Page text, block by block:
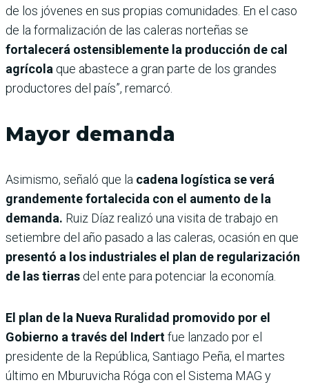
de los jóvenes en sus propias comunidades. En el caso
de la formalización de las caleras norteñas se
fortalecerá ostensiblemente la producción de cal
agrícola que abastece a gran parte de los grandes
productores del país”, remarcó.
Mayor demanda
Asimismo, señaló que la cadena logística se verá
grandemente fortalecida con el aumento de la
demanda. Ruiz Díaz realizó una visita de trabajo en
setiembre del año pasado a las caleras, ocasión en que
presentó a los industriales el plan de regularización
de las tierras del ente para potenciar la economía.
El plan de la Nueva Ruralidad promovido por el
Gobierno a través del Indertfue lanzado por el
presidente de la República, Santiago Peña, el martes
último en Mburuvicha Róga con el Sistema MAG y